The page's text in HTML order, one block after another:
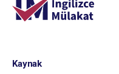
Kaynak